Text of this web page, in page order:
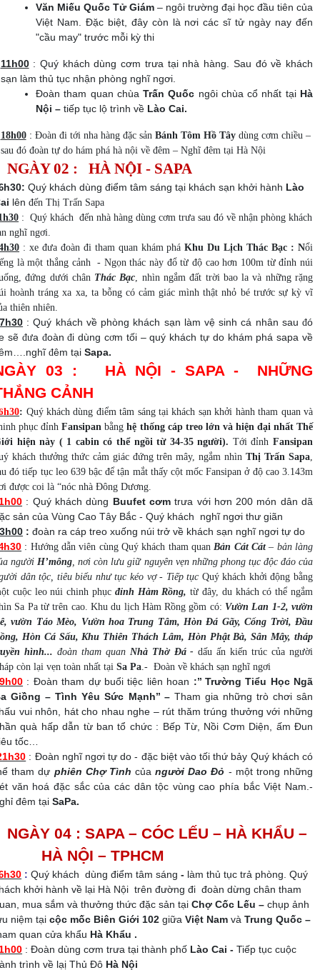
Văn Miếu Quốc Tử Giám – ngôi trường đại học đầu tiên của
Việt Nam. Đặc biệt, đây còn là nơi các sĩ tử ngày nay đến
"cầu may" trước mỗi kỳ thi
11h00: Quý khách dùng cơm trưa tại nhà hàng. Sau đó về khách
sạn làm thủ tục nhận phòng nghĩ ngơi.
Đoàn tham quan chùaTrấn Quốc ngôi chùa cổ nhất tạiHà
Nội – tiếp tục lộ trình về Lào Cai.
18h00: Đoàn đi tới nha hàng đặc sản Bánh Tôm Hồ Tâydùng cơm chiều –
sau đó đoàn tự do hám phá hà nội về đêm – Nghĩ đêm tại Hà Nội
NGÀY 02 : HÀ NỘI - SAPA
h30:Quý khách dùng điểm tâm sáng tại khách sạn khởi hành Lào
lênđến Thị Trấn Sapa
: Quý khách đến nhà hàng dùng cơm trưa sau đó về nhận phòng khách
nghĩ ngơi.
: xe đưa đoàn đi tham quan khám pháKhu Du Lịch Thác Bạc : Nổi
là một thắng cảnh - Ngọn thác này đổ từ độ cao hơn 100m từ đỉnh núi
đứng dưới chân Thác Bạc , nhìn ngắm đất trời bao la và những rặng
hoành tráng xa xa, ta bỗng có cảm giác mình thật nhỏ bé trước sự kỳ vĩ
thiên nhiên.
: Quý khách về phòng khách sạn làm vệ sinh cá nhân sau đó
sẽ đưa đoànđi dùng cơm tối – quý khách tự do khám phá sapa về
đêm tạiSapa.
03 : HÀ NỘI - SAPA - NHỮNG
CẢNH
h30: Quý khách dùng điểm tâm sáng tại khách sạn khởi hành tham quan và
phụcđỉnhFansipan bằnghệ thống cáp treo lớn và hiện đại nhất Thế
hiện này ( 1 cabin có thể ngồi từ 34-35 người). Tới đỉnhFansipan
khách thưởng thức cảm giác đứng trên mây, ngắm nhìnThị Trấn Sapa
đó tiếp tục leo 639 bậc để tận mắt thấy cột mốc Fansipan ở độ cao 3.143m
được coi là “nóc nhà Đông Dương.
: Quý khách dùng Buufet cơmtrưa với hơn 200 món dân dã
sản của Vùng Cao Tây Bắc - Quý khách nghĩ ngơi thư giãn
: đoàn ra cáp treo xuống núi trở về khách sạn nghĩ ngơi tự do
h30 : Hướng dẫn viên cùng Quý khách tham quan Bản Cát Cát– bản làng
người H’mông , nơi còn lưu giữ nguyên vẹn những phong tục độc đáo của
dân tộc, tiêu biểu như tục kéo vợ - Tiếp tục Quý khách khởi động bằng
cuộc leo núi chinh phục đỉnh Hàm Rồng, từ đây, du khách có thể ngắm
Sa Pa từ trên cao. Khu du lịch Hàm Rồng gồm có: Vườn Lan 1-2, vườn
vườn Táo Mèo, Vườn hoa Trung Tâm, Hòn Đá Gãy, Cổng Trời, Đầu
Hòn Cá Sấu, Khu Thiên Thách Lâm, Hòn Phật Bà, Sân Mây, tháp
hình... đoàn tham quan Nhà Thờ Đá -dấu ấn kiến trúc của người
còn lại vẹn toàn nhất tạiSa Pa .- Đoàn về khách sạn nghĩ ngơi
: Đoàn tham dự buổi tiệc liên hoan :’’ Trường Tiểu Học Ngã
Giồng – Tình Yêu Sức Mạnh’’ – Tham gia những trò chơi sân
vui nhôn, hát cho nhau nghe – rút thăm trúng thưởng với những
quà hấp dẫn từ ban tổ chức : Bếp Từ, Nồi Cơm Diện, ấm Đun
tốc…
: Đoàn nghĩ ngơi tự do - đặc biệt vào tối thứ bảy Quý khách có
tham dự phiên Chợ Tình củangười Dao Đỏ - một trong những
văn hoá đặc sắc của các dân tộc vùng cao phía bắc Việt Nam.-
đêm tạiSaPa.
NGÀY 04 : SAPA – CÓC LẾU – HÀ KHẨU –
HÀ NỘI – TPHCM
h30 : Quý khách dùng điểm tâm sáng - làm thủ tục trả phòng. Quý
khởi hành về lại Hà Nội trên đường đi đoàn dừng chân tham
mua sắm và thưởng thức đặc sản tạiChợ Cốc Lếu –chụp ảnh
niệm tại cộc mốc Biên Giới 102giữa Việt Namvà Trung Quốc –
quan cửa khẩu Hà Khẩu .
: Đoàn dùng cơm trưa tại thành phố Lào Cai -Tiếp tục cuộc
trình về lạị Thủ Đô Hà Nội